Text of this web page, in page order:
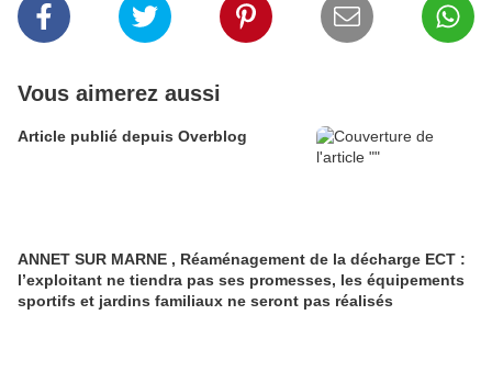
Vous aimerez aussi
Article publié depuis Overblog
ANNET SUR MARNE , Réaménagement de la décharge ECT :
l’exploitant ne tiendra pas ses promesses, les équipements
sportifs et jardins familiaux ne seront pas réalisés